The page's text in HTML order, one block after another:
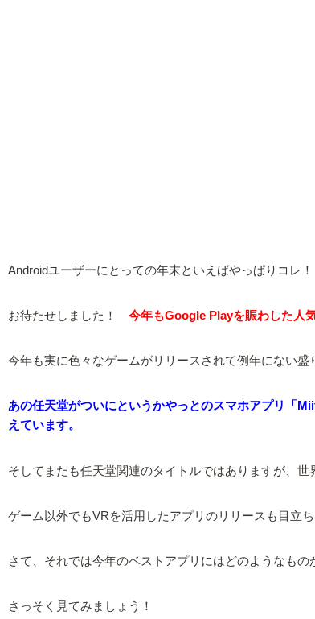
Androidユーザーにとっての年末といえばやっぱりコレ！
お待たせしました！ 今年もGoogle Playを賑わした人
今年も実に色々なゲームがリリースされて例年にない盛
あの任天堂がついにというかやっとのスマホアプリ「
えています。
そしてまたも任天堂関連のタイトルではありますが、
ゲーム以外でもVRを活用したアプリのリリースも目立
さて、それでは今年のベストアプリにはどのようなも
さっそく見てみましょう！